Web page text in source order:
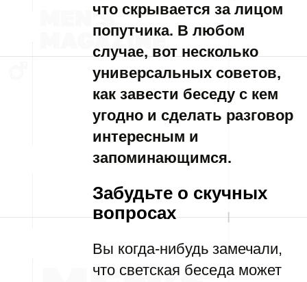
что скрывается за лицом
попутчика. В любом
случае, вот несколько
универсальных советов,
как завести беседу с кем
угодно и сделать разговор
интересным и
запоминающимся.
Забудьте о скучных
вопросах
Вы когда-нибудь замечали,
что светская беседа может